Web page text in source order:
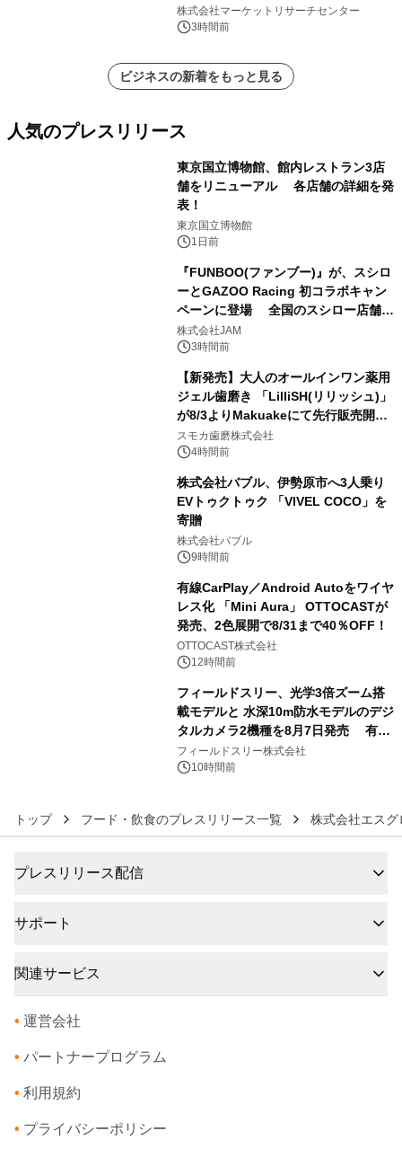
ト、プラスチック、金属）・分析レポ
ートを発表
株式会社マーケットリサーチセンター
3時間前
ビジネスの新着をもっと見る
人気のプレスリリース
東京国立博物館、館内レストラン3店
舗をリニューアル 各店舗の詳細を発
表！
東京国立博物館
1日前
『FUNBOO(ファンブー)』が、スシロ
ーとGAZOO Racing 初コラボキャン
ペーンに登場 全国のスシロー店舗で
GR 4車種の FUNBOO(ミニカー)付き
メニューが展開されます
株式会社JAM
3時間前
【新発売】大人のオールインワン薬用
ジェル歯磨き 「LilliSH(リリッシュ)」
が8/3よりMakuakeにて先行販売開
始！
スモカ歯磨株式会社
4時間前
株式会社バブル、伊勢原市へ3人乗り
EVトゥクトゥク 「VIVEL COCO」を
寄贈
株式会社バブル
9時間前
有線CarPlay／Android Autoをワイヤ
レス化 「Mini Aura」 OTTOCASTが
発売、2色展開で8/31まで40％OFF！
OTTOCAST株式会社
12時間前
フィールドスリー、光学3倍ズーム搭
載モデルと 水深10m防水モデルのデジ
タルカメラ2機種を8月7日発売 有効
約1300万画素、用途別に選べるコンデ
ジ新登場
フィールドスリー株式会社
10時間前
トップ フード・飲食のプレスリリース一覧 株式会社エスグ
プレスリリース配信
サポート
関連サービス
• 運営会社
• パートナープログラム
• 利用規約
• プライバシーポリシー